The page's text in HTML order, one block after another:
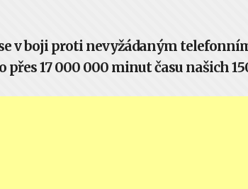
v boji proti nevyžádaným
přes 17 000 000 minut času našich